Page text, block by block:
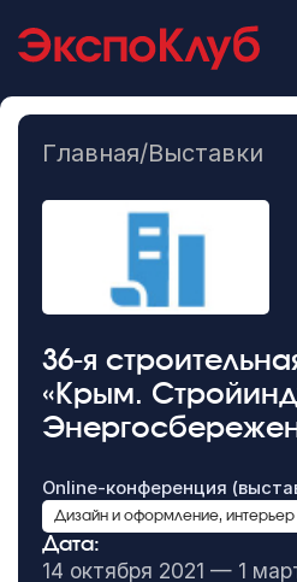
Главная/Выставки
36-я
«Крым.
Online-конференция
Дизайн и оформление, интерьер
Дата:
14 октября 2021 — 1